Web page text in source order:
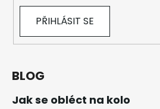
PŘIHLÁSIT SE
BLOG
Jak se obléct na kolo